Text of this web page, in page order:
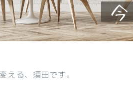
える、須田です。